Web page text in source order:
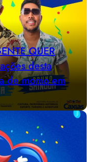
QUER
desta
de momo em